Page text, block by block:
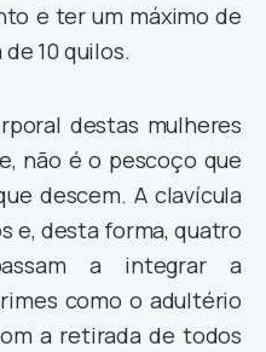
e ter um máximo de
10 quilos.
destas mulheres
não é o pescoço que
descem. A clavícula
e, desta forma, quatro
a integrar a
como o adultério
a retirada de todos